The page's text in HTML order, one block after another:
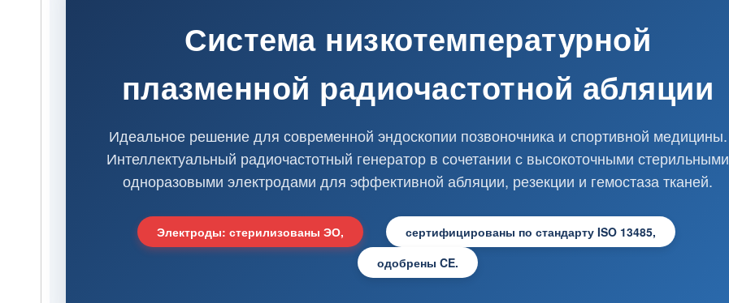
Система низкотемпературной
плазменной радиочастотной абляции
Идеальное решение для современной эндоскопии позвоночника и спортивной медицины.
Интеллектуальный радиочастотный генератор в сочетании с высокоточными стерильными
одноразовыми электродами для эффективной абляции, резекции и гемостаза тканей.
Электроды: стерилизованы ЭО,
сертифицированы по стандарту ISO 13485,
одобрены CE.